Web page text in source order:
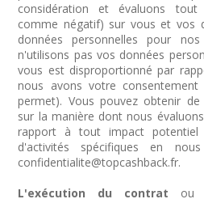
considération et évaluons
comme négatif) sur vous et vos
données personnelles pour
n'utilisons pas vos données
vous est disproportionné par
nous avons votre
permet). Vous pouvez obtenir
sur la manière dont nous
rapport à tout impact
d'activités spécifiques en
confidentialite@topcashback.fr.
L'exécution du contrat ou